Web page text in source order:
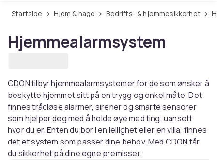
Startside Hjem & hage Bedrifts- & hjemmesikkerhet
Hjemmealarmsystem
CDON tilbyr hjemmealarmsystemer for de som ønsker å
beskytte hjemmet sitt på en trygg og enkel måte. Det
finnes trådløse alarmer, sirener og smarte sensorer
som hjelper deg med å holde øye med ting, uansett
hvor du er. Enten du bor i en leilighet eller en villa, finnes
det et system som passer dine behov. Med CDON får
du sikkerhet på dine egne premisser.